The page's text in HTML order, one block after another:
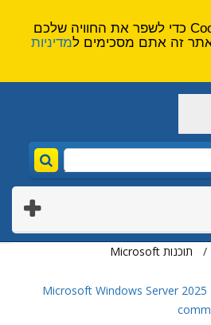
תוכנות Microsoft
Microsoft Windows Server
אנו משתמשים ב-Cookies כדי לשפר את החוויה שלכם
זה אתם מסכימים למדיניות